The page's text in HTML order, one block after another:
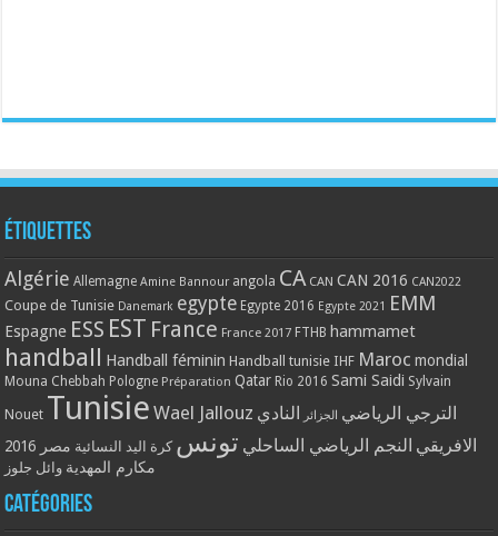
Étiquettes
Algérie Allemagne Amine Bannour angola CA CAN CAN 2016 CAN2022
Coupe de Tunisie Danemark egypte Egypte 2016 Egypte 2021 EMM
Espagne ESS EST France France 2017 FTHB hammamet
handball Handball féminin Handball tunisie IHF Maroc mondial
Mouna Chebbah Pologne Préparation Qatar Rio 2016 Sami Saidi Sylvain
Nouet Tunisie Wael Jallouz الترجي الرياضي الجزائر النادي
الافريقي النجم الرياضي الساحلي تونس كرة اليد النسائية مصر 2016
مكارم المهدية وائل جلوز
Catégories